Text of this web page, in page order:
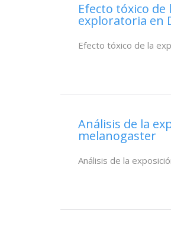
Efecto tóxico
exploratoria en
Efecto tóxico de la
Análisis de la
melanogaster
Análisis de la